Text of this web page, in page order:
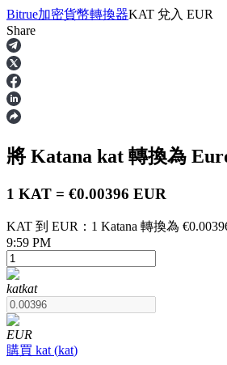
合約
Bitrue加密貨幣轉換器KAT 兌入 EUR
Share
將 Katana kat 轉換為
1 KAT = €0.00396 EUR
KAT 到 EUR：1 Katana 轉換為
9:59 PM
katkat
EUR
購買 kat (kat)